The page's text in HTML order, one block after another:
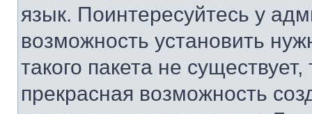
язык. Поинтересуйтесь у
возможность установить
такого пакета не
прекрасная возможность